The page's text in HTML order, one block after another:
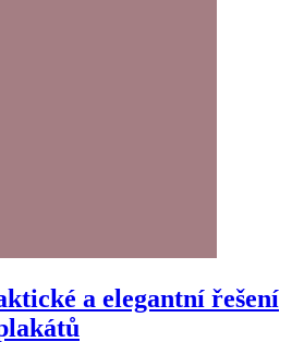
a elegantní řešení